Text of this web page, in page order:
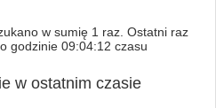
w sumię 1 raz. Ostatni raz
godzinie 09:04:12 czasu
w ostatnim czasie